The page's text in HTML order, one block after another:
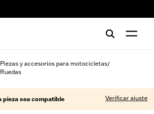
Piezas y accesorios para motocicletas/
Ruedas
pieza sea compatible Verificar ajuste